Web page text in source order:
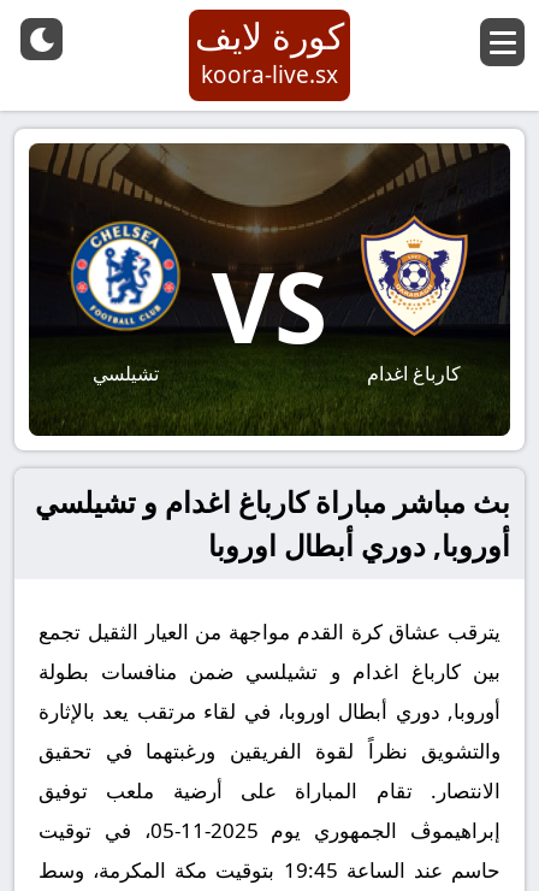
كورة لايف
koora-live.sx
كارباغ اغدام
VS
تشيلسي
بث مباشر مباراة كارباغ اغدام و تشيلسي
أوروبا, دوري أبطال اوروبا
يترقب عشاق كرة القدم مواجهة من العيار الثقيل تجمع
بين كارباغ اغدام و تشيلسي ضمن منافسات بطولة
أوروبا, دوري أبطال اوروبا، في لقاء مرتقب يعد بالإثارة
والتشويق نظراً لقوة الفريقين ورغبتهما في تحقيق
الانتصار. تقام المباراة على أرضية ملعب توفيق
إبراهيموڤ الجمهوري يوم 2025-11-05، في توقيت
حاسم عند الساعة 19:45 بتوقيت مكة المكرمة، وسط